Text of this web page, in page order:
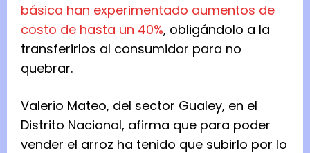
básica han experimentado aumentos de
costo de hasta un 40%, obligándolo a la
transferirlos al consumidor para no
quebrar.
Valerio Mateo, del sector Gualey, en el
Distrito Nacional, afirma que para poder
vender el arroz ha tenido que subirlo por lo